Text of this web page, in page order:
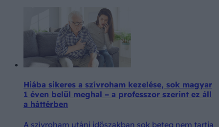
Hiába sikeres a szívroham kezelése, sok magyar
1 éven belül meghal – a professzor szerint ez áll
a háttérben
A szívroham utáni időszakban sok beteg nem tartja